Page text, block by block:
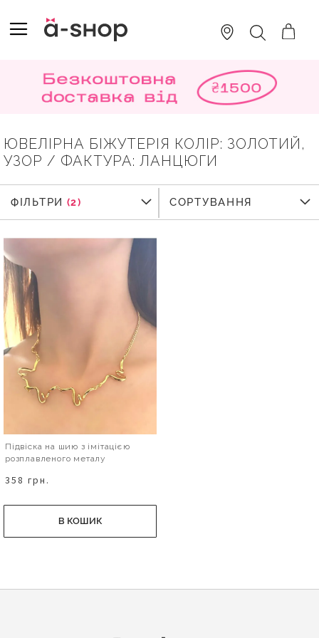
TO
CONTENT
ПОШУК
ЮВЕЛІРНА БІЖУТЕРІЯ КОЛІР: ЗОЛОТИЙ,
УЗОР / ФАКТУРА: ЛАНЦЮГИ
Підвіска на шию з імітацією
розплавленого металу
358 грн.
В КОШИК
ФІЛЬТРИ
ФІЛЬТРИ СОРТУВАННЯ